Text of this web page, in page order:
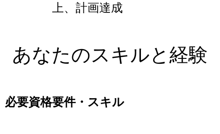
上、計画達成
あなたのスキルと経験
必要資格要件・スキル